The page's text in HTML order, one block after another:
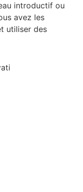
introductif ou
avez les
utiliser des